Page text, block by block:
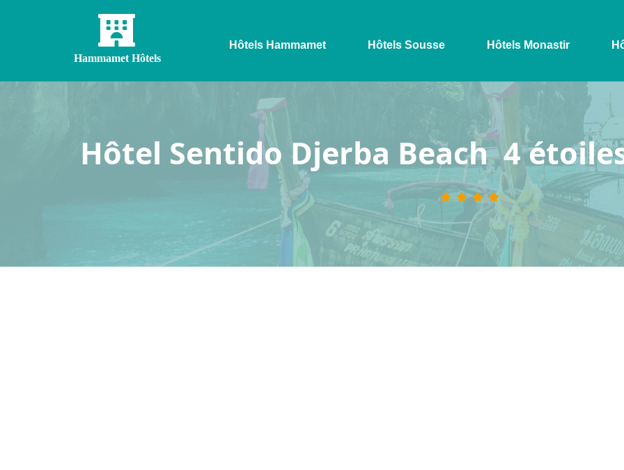
Hammamet Hôtels
Hôtels Hammamet Hôtels Sousse Hôtels Monastir
Hôtel Sentido Djerba Beach 4